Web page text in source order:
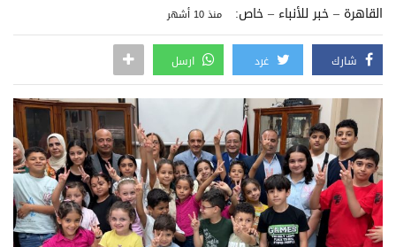
القاهرة – خبر للأنباء – خاص: منذ 10 أشهر
شارك غرد ارسل